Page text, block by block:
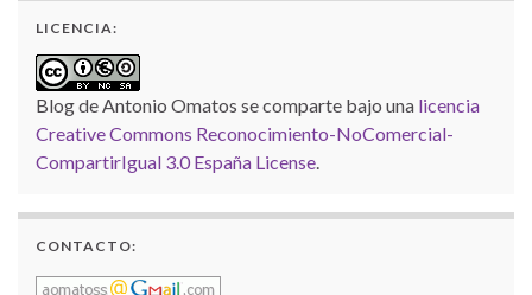
LICENCIA:
Blog de Antonio Omatos se comparte bajo una licencia
Creative Commons Reconocimiento-NoComercial-
CompartirIgual 3.0 España License
CONTACTO: